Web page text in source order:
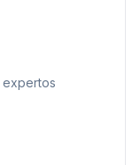
expertos